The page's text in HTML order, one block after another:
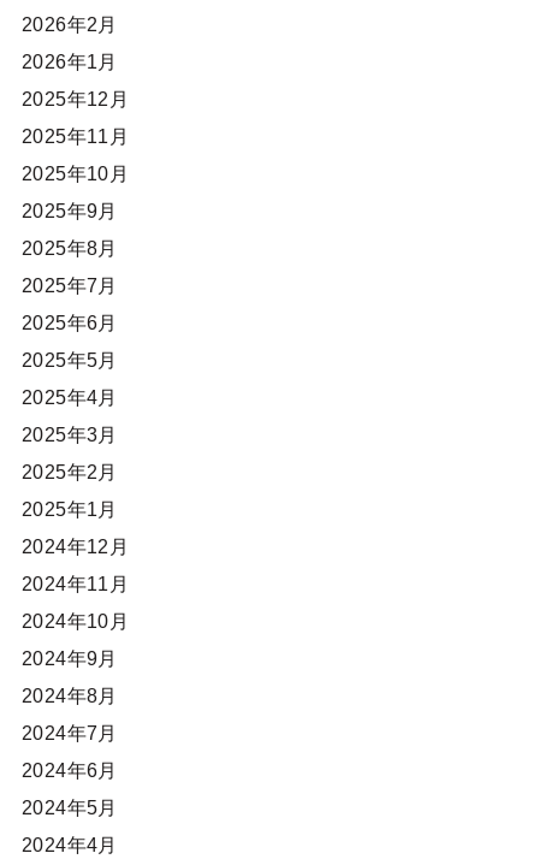
2026年2月
2026年1月
2025年12月
2025年11月
2025年10月
2025年9月
2025年8月
2025年7月
2025年6月
2025年5月
2025年4月
2025年3月
2025年2月
2025年1月
2024年12月
2024年11月
2024年10月
2024年9月
2024年8月
2024年7月
2024年6月
2024年5月
2024年4月